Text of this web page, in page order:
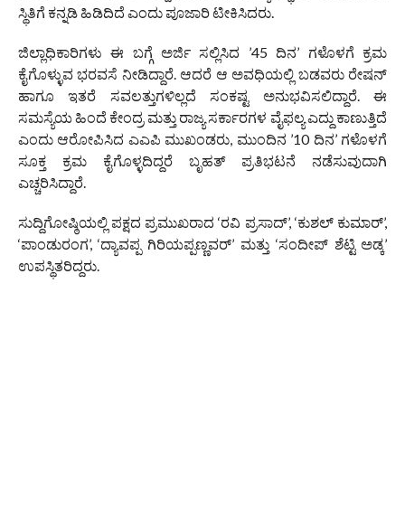
ಸ್ಥಿತಿಗೆ ಕನ್ನಡಿ ಹಿಡಿದಿದೆ ಎಂದು ಪೂಜಾರಿ ಟೀಕಿಸಿದರು.
ಜಿಲ್ಲಾಧಿಕಾರಿಗಳು ಈ ಬಗ್ಗೆ ಅರ್ಜಿ ಸಲ್ಲಿಸಿದ ’45 ದಿನ’ ಗಳೊಳಗೆ ಕ್ರಮ
ಕೈಗೊಳ್ಳುವ ಭರವಸೆ ನೀಡಿದ್ದಾರೆ. ಆದರೆ ಆ ಅವಧಿಯಲ್ಲಿ ಬಡವರು ರೇಷನ್
ಹಾಗೂ ಇತರೆ ಸವಲತ್ತುಗಳಿಲ್ಲದೆ ಸಂಕಷ್ಟ ಅನುಭವಿಸಲಿದ್ದಾರೆ. ಈ
ಸಮಸ್ಯೆಯ ಹಿಂದೆ ಕೇಂದ್ರ ಮತ್ತು ರಾಜ್ಯ ಸರ್ಕಾರಗಳ ವೈಫಲ್ಯ ಎದ್ದು ಕಾಣುತ್ತಿದೆ
ಎಂದು ಆರೋಪಿಸಿದ ಎಎಪಿ ಮುಖಂಡರು, ಮುಂದಿನ ’10 ದಿನ’ ಗಳೊಳಗೆ
ಸೂಕ್ತ ಕ್ರಮ ಕೈಗೊಳ್ಳದಿದ್ದರೆ ಬೃಹತ್ ಪ್ರತಿಭಟನೆ ನಡೆಸುವುದಾಗಿ
ಎಚ್ಚರಿಸಿದ್ದಾರೆ.
ಸುದ್ದಿಗೋಷ್ಠಿಯಲ್ಲಿ ಪಕ್ಷದ ಪ್ರಮುಖರಾದ ‘ರವಿ ಪ್ರಸಾದ್’, ‘ಕುಶಲ್ ಕುಮಾರ್’,
‘ಪಾಂಡುರಂಗ’, ‘ದ್ಯಾವಪ್ಪ ಗಿರಿಯಪ್ಪಣ್ಣವ‌ರ್’ ಮತ್ತು ‘ಸಂದೀಪ್ ಶೆಟ್ಟಿ ಅಡ್ಕ’
ಉಪಸ್ಥಿತರಿದ್ದರು.